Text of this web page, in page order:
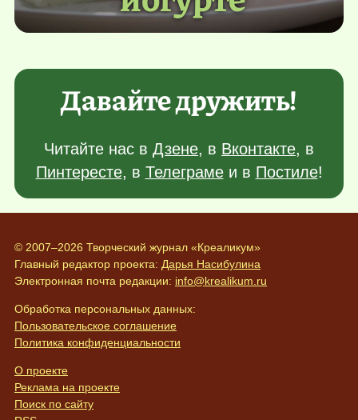
Давайте дружить!
Читайте нас в Дзене, в Вконтакте, в
Пинтересте, в Телеграмеи в Постиле!
© 2007–2026 Творческий журнал «Креаликум»
Главный редактор проекта: Дарья Насибулина
Электронная почта редакции: info@krealikum.ru
Обработка персональных данных:
Пользовательское соглашение
Политика конфиденциальности
О проекте
Реклама на проекте
Поиск по сайту